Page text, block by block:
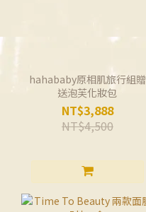
hahababy原相肌旅行組贈
送泡芙化妝包
NT$3,888
NT$4,500